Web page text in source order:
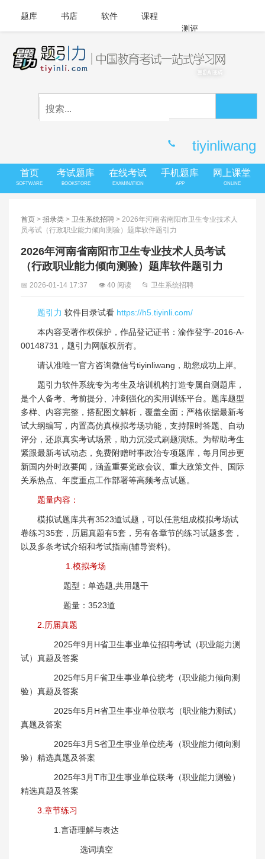
题库 书店 软件
课程
测评
APP下载
tiyinliwang
首页
SOFTWARE
考试题库
BOOKSTORE
在线考试
EXAMINATION
手机题库
APP
网上课堂
ONLINE
首页 > 招录类 > 卫生系统招聘 > 2026年河南省南阳市卫生专业技术人
员考试（行政职业能力倾向测验）题库软件题引力
2026年河南省南阳市卫生专业技术人员考试
（行政职业能力倾向测验）题库软件题引力
📅 2026-01-14 17:37 👁 40 阅读 📂 卫生系统招聘
题引力 软件目录试看 https://h5.tiyinli.com/
本内容受著作权保护，作品登记证书：渝作登字-2016-A-
00148731，题引力网版权所有。
请认准唯一官方咨询微信号tiyinliwang，助您成功上岸。
题引力软件系统专为考生及培训机构打造专属自测题库，
是个人备考、考前提分、冲刺强化的实用训练平台。题库题型
多样、内容完整，搭配图文解析，覆盖全面；严格依据最新考
试大纲编写，内置高仿真模拟考场功能，支持限时答题、自动
评分，还原真实考试场景，助力沉浸式刷题演练。为帮助考生
紧跟最新考试动态，免费附赠时事政治专项题库，每月同步更
新国内外时政要闻，涵盖重要党政会议、重大政策文件、国际
关系热点、年度重点工作部署等高频考点试题。
题量内容：
模拟试题库共有3523道试题，可以任意组成模拟考场试
卷练习35套，历届真题有5套，另有各章节的练习试题多套，
以及多条考试介绍和考试指南(辅导资料)。
1.模拟考场
题型：单选题,共用题干
题量：3523道
2.历届真题
2025年9月H省卫生事业单位招聘考试（职业能力测
试）真题及答案
2025年5月F省卫生事业单位统考（职业能力倾向测
验）真题及答案
2025年5月H省卫生事业单位联考（职业能力测试）
真题及答案
2025年3月S省卫生事业单位统考（职业能力倾向测
验）精选真题及答案
2025年3月T市卫生事业单位联考（职业能力测验）
精选真题及答案
3.章节练习
1.言语理解与表达
选词填空